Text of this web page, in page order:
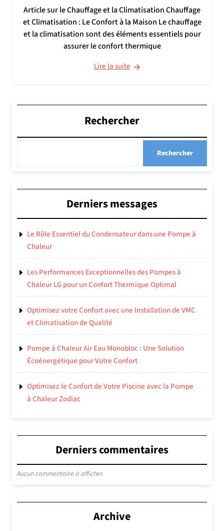
Article sur le Chauffage et la Climatisation Chauffage
et Climatisation : Le Confort à la Maison Le chauffage
et la climatisation sont des éléments essentiels pour
assurer le confort thermique
Lire la suite
Rechercher
Rechercher
Derniers messages
Le Rôle Essentiel du Condensateur dans une Pompe à
Chaleur
Les Performances Exceptionnelles des Pompes à
Chaleur LG pour un Confort Thermique Optimal
Optimisez votre Confort avec une Installation de VMC
et Climatisation de Qualité
Pompe à Chaleur Air Eau Monobloc : Une Solution
Écoénergétique pour Votre Confort
Optimisez le Confort de Votre Piscine avec la Pompe
à Chaleur Zodiac
Derniers commentaires
Aucun commentaire à afficher.
Archive